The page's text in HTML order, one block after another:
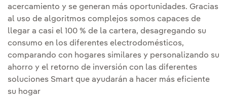
acercamiento y se generan más oportunidades. Gracias
al uso de algoritmos complejos somos capaces de
llegar a casi el 100 % de la cartera, desagregando su
consumo en los diferentes electrodomésticos,
comparando con hogares similares y personalizando su
ahorro y el retorno de inversión con las diferentes
soluciones Smart que ayudarán a hacer más eficiente
su hogar